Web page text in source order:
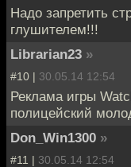
Надо запретить
глушителем!!!
Librarian23 »
#10 | 30.05.14 12:54
Реклама игры
полицейский
Don_Win1300 »
#11 | 30.05.14 12:54